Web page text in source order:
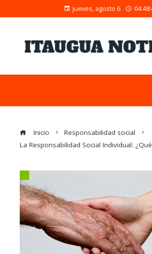
jueves, agosto 6
Inicio
Responsabilidad social
La Responsabilidad Social Individual: